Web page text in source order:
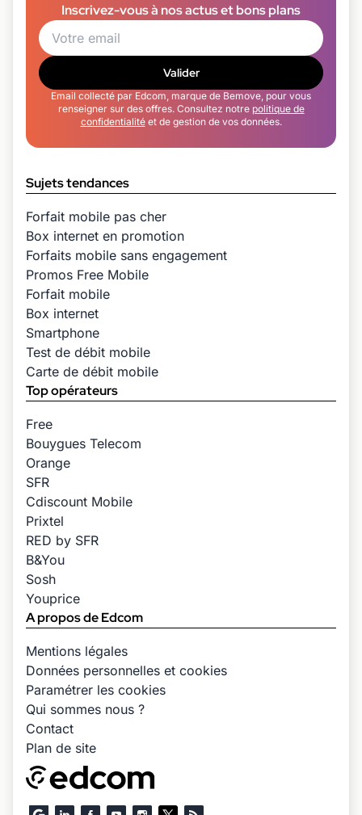
Inscrivez-vous à nos actus et bons plans
Valider
Email collecté par Edcom, marque de Bemove, pour vous
renseigner sur des offres. Consultez notre politique de
confidentialitéet de gestion de vos données.
Sujets tendances
Forfait mobile pas cher
Box internet en promotion
Forfaits mobile sans engagement
Promos Free Mobile
Forfait mobile
Box internet
Smartphone
Test de débit mobile
Carte de débit mobile
Top opérateurs
Free
Bouygues Telecom
Orange
SFR
Cdiscount Mobile
Prixtel
RED by SFR
B&You
Sosh
Youprice
A propos de Edcom
Mentions légales
Données personnelles et cookies
Paramétrer les cookies
Qui sommes nous ?
Contact
Plan de site